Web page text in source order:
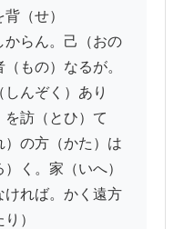
（せ）
からん。己（おの
もの）なるが。
んぞく）あり
訪（とひ）て
）の方（かた）は
く。家（いへ）
ければ。かく遠方
）